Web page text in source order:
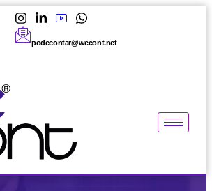
podecontar@wecont.net